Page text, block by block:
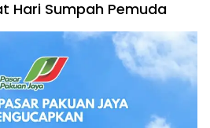
Hari Sumpah Pemuda